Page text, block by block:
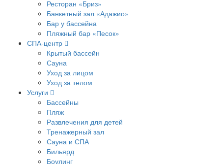
Ресторан «Бриз»
Банкетный зал «Адажио»
Бар у бассейна
Пляжный бар «Песок»
СПА-центр
Крытый бассейн
Сауна
Уход за лицом
Уход за телом
Услуги
Бассейны
Пляж
Развлечения для детей
Тренажерный зал
Сауна и СПА
Бильярд
Боулинг